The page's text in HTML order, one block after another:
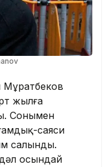
Мұратбеков
жылға
Сонымен
саяси
салынды.
осындай